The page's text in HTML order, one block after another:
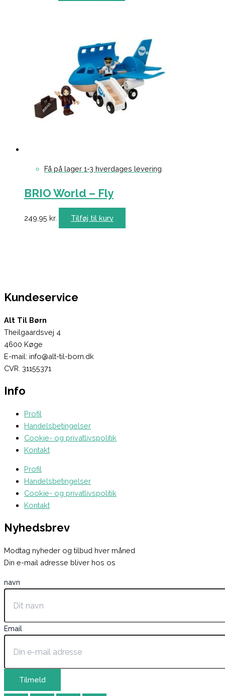
Få på lager 1-3 hverdages levering
BRIO World – Fly
249,95 kr. Tilføj til kurv
Kundeservice
Alt Til Børn
Theilgaardsvej 4
4600 Køge
E-mail: info@alt-til-born.dk
CVR. 31155371
Info
Profil
Handelsbetingelser
Cookie- og privatlivspolitik
Kontakt
Profil
Handelsbetingelser
Cookie- og privatlivspolitik
Kontakt
Nyhedsbrev
Modtag nyheder og tilbud hver måned
Din e-mail adresse bliver hos os
navn
Email
Tilmeld